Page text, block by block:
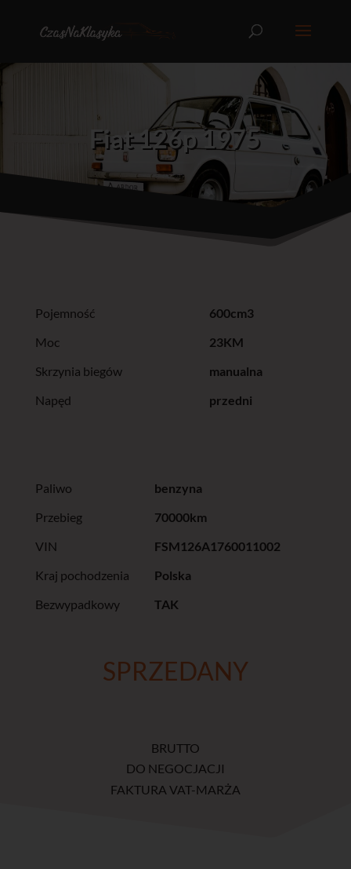
Fiat 126p 1975
Pojemność
600cm3
Moc
23KM
Skrzynia biegów
manualna
Napęd
przedni
Paliwo
benzyna
Przebieg
70000km
VIN
FSM126A1760011002
Kraj pochodzenia
Polska
Bezwypadkowy
TAK
SPRZEDANY
BRUTTO
DO NEGOCJACJI
FAKTURA VAT-MARŻA